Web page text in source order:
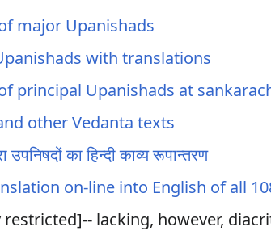
major Upanishads
with translations
principal Upanishads at
other Vedanta texts
उपनिषदों का हिन्दी काव्य रूपान्तरण
on-line into English of all
lacking, however,